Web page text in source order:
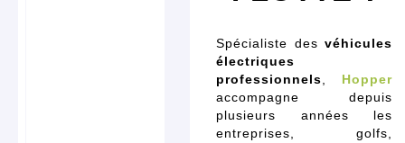
Spécialiste desvéhicules
électriques
professionnels
Hopper
accompagne depuis
plusieurs années les
entreprises, golfs,